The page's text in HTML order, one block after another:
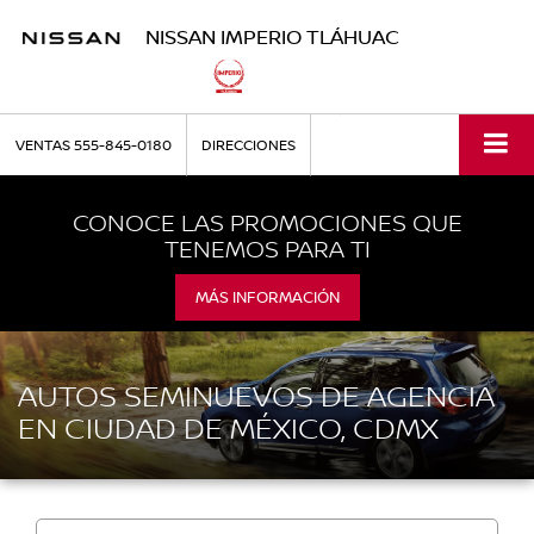
NISSAN IMPERIO TLÁHUAC
VENTAS555-845-0180 DIRECCIONES
CONOCE LAS PROMOCIONES QUE
TENEMOS PARA TI
MÁS INFORMACIÓN
AUTOS SEMINUEVOS DE AGENCIA
EN CIUDAD DE MÉXICO, CDMX